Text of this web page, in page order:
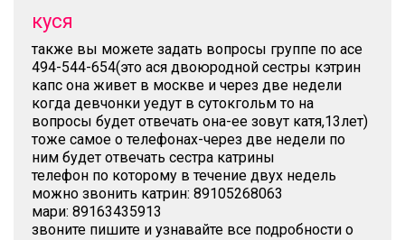
куся
также вы можете задать вопросы группе по асе
494-544-654(это ася двоюродной сестры кэтрин
капс она живет в москве и через две недели
когда девчонки уедут в сутокгольм то на
вопросы будет отвечать она-ее зовут катя,13лет)
тоже самое о телефонах-через две недели по
ним будет отвечать сестра катрины
телефон по которому в течение двух недель
можно звонить катрин: 89105268063
мари: 89163435913
звоните пишите и узнавайте все подробности о